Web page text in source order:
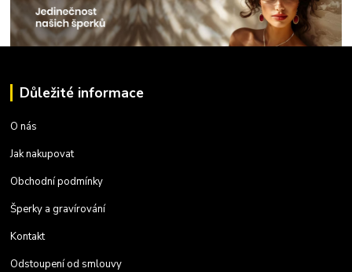
Důležité informace
O nás
Jak nakupovat
Obchodní podmínky
Šperky a gravírování
Kontakt
Odstoupení od smlouvy